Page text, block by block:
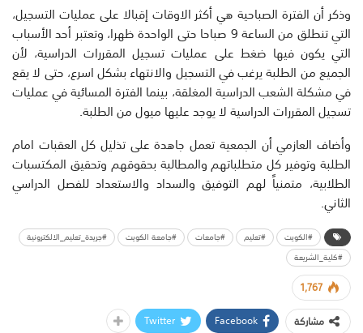
وذكر أن الفترة الصباحية هي أكثر الاوقات إقبالا على عمليات التسجيل،
التي تنطلق من الساعة 9 صباحا حتى الواحدة ظهرا، وتعتبر أحد الأسباب
التي يكون فيها ضغط على عمليات تسجيل المقررات الدراسية، لأن
الجميع من الطلبة يرغب في التسجيل والانتهاء بشكل اسرع، حتى لا يقع
في مشكلة الشعب الدراسية المغلقة، بينما الفترة المسائية في عمليات
تسجيل المقررات الدراسية لا يوجد عليها ميول من الطلبة.
وأضاف العازمي أن الجمعية تعمل جاهدة على تذليل كل العقبات امام
الطلبة وتوفير كل متطلباتهم والمطالبة بحقوقهم وتحقيق المكتسبات
الطلابية، متمنياً لهم التوفيق والسداد والاستعداد للفصل الدراسي
الثاني.
#الكويت #تعليم #جامعات #جامعة الكويت
#جريدة_تعليم_الالكترونية
#كلية_الشريعة
1,767
مشاركة
Facebook
Twitter